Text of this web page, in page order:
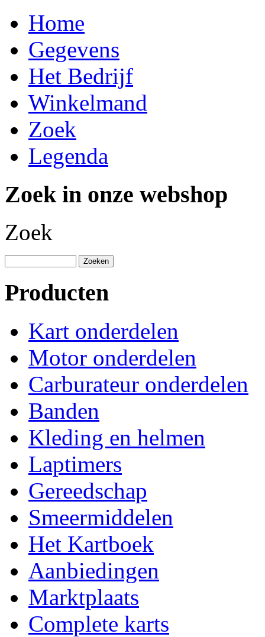
Home
Gegevens
Het Bedrijf
Winkelmand
Zoek
Legenda
Zoek in onze webshop
Zoek
Producten
Kart onderdelen
Motor onderdelen
Carburateur onderdelen
Banden
Kleding en helmen
Laptimers
Gereedschap
Smeermiddelen
Het Kartboek
Aanbiedingen
Marktplaats
Complete karts